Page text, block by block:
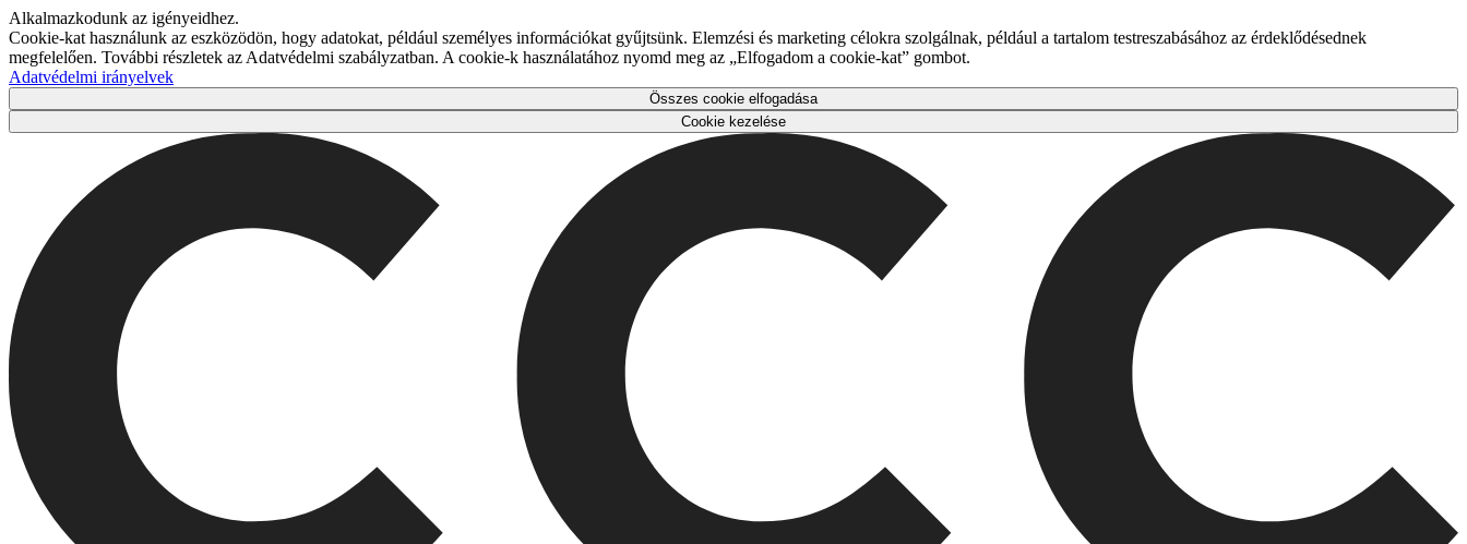
Alkalmazkodunk az igényeidhez.
Cookie-kat használunk az eszközödön, hogy adatokat, például személyes információkat gyűjtsünk. Elemzési és marketing célokra szolgálnak, például a tartalom testreszabásához az érdeklődésednek
megfelelően. További részletek az Adatvédelmi szabályzatban. A cookie-k használatához nyomd meg az „Elfogadom a cookie-kat” gombot.
Adatvédelmi irányelvek
Összes cookie elfogadása
Cookie kezelése